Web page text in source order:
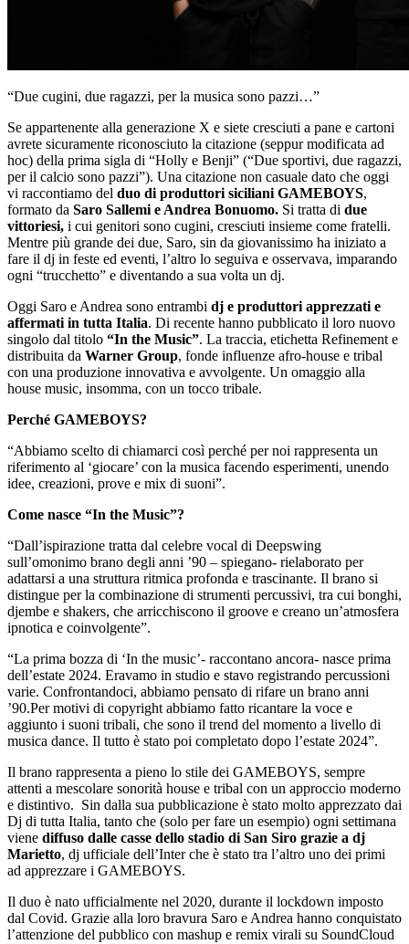
“Due cugini, due ragazzi, per la musica sono pazzi…”
Se appartenente alla generazione X e siete cresciuti a pane e cartoni
avrete sicuramente riconosciuto la citazione (seppur modificata ad
hoc) della prima sigla di “Holly e Benji” (“Due sportivi, due ragazzi,
per il calcio sono pazzi”). Una citazione non casuale dato che oggi
vi raccontiamo del duo di produttori siciliani GAMEBOYS,
formato da Saro Sallemi e Andrea Bonuomo. Si tratta di due
vittoriesi, i cui genitori sono cugini, cresciuti insieme come fratelli.
Mentre più grande dei due, Saro, sin da giovanissimo ha iniziato a
fare il dj in feste ed eventi, l’altro lo seguiva e osservava, imparando
ogni “trucchetto” e diventando a sua volta un dj.
Oggi Saro e Andrea sono entrambi dj e produttori apprezzati e
affermati in tutta Italia. Di recente hanno pubblicato il loro nuovo
singolo dal titolo “In the Music”. La traccia, etichetta Refinement e
distribuita da Warner Group, fonde influenze afro-house e tribal
con una produzione innovativa e avvolgente. Un omaggio alla
house music, insomma, con un tocco tribale.
Perché GAMEBOYS?
“Abbiamo scelto di chiamarci così perché per noi rappresenta un
riferimento al ‘giocare’ con la musica facendo esperimenti, unendo
idee, creazioni, prove e mix di suoni”.
Come nasce “In the Music”?
“Dall’ispirazione tratta dal celebre vocal di Deepswing
sull’omonimo brano degli anni ’90 – spiegano- rielaborato per
adattarsi a una struttura ritmica profonda e trascinante. Il brano si
distingue per la combinazione di strumenti percussivi, tra cui bonghi,
djembe e shakers, che arricchiscono il groove e creano un’atmosfera
ipnotica e coinvolgente”.
“La prima bozza di ‘In the music’- raccontano ancora- nasce prima
dell’estate 2024. Eravamo in studio e stavo registrando percussioni
varie. Confrontandoci, abbiamo pensato di rifare un brano anni
’90.Per motivi di copyright abbiamo fatto ricantare la voce e
aggiunto i suoni tribali, che sono il trend del momento a livello di
musica dance. Il tutto è stato poi completato dopo l’estate 2024”.
Il brano rappresenta a pieno lo stile dei GAMEBOYS, sempre
attenti a mescolare sonorità house e tribal con un approccio moderno
e distintivo. Sin dalla sua pubblicazione è stato molto apprezzato dai
Dj di tutta Italia, tanto che (solo per fare un esempio) ogni settimana
viene diffuso dalle casse dello stadio di San Siro grazie a dj
Marietto, dj ufficiale dell’Inter che è stato tra l’altro uno dei primi
ad apprezzare i GAMEBOYS.
Il duo è nato ufficialmente nel 2020, durante il lockdown imposto
dal Covid. Grazie alla loro bravura Saro e Andrea hanno conquistato
l’attenzione del pubblico con mashup e remix virali su SoundCloud